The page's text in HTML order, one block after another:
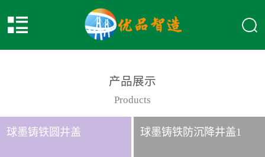
产品展示
Products
球墨铸铁圆井盖 球墨铸铁防沉降井盖1